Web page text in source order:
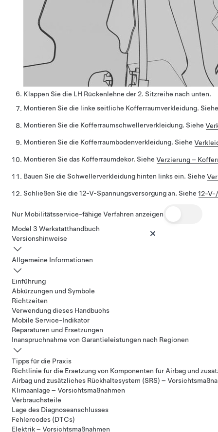
Klappen Sie die LH Rückenlehne der 2. Sitzreihe nach unten.
Montieren Sie die linke seitliche Kofferraumverkleidung.
Montieren Sie die Kofferraumschwellerverkleidung. Siehe
Montieren Sie die Kofferraumbodenverkleidung. Siehe
Montieren Sie das Kofferraumdekor. Siehe Verzierung –
Bauen Sie die Schwellerverkleidung hinten links ein. Siehe
Schließen Sie die 12-V-Spannungsversorgung an. Siehe 12-
Nur Mobilitätsservice-fähige Verfahren anzeigen
Model 3 Werkstatthandbuch
Versionshinweise
Allgemeine Informationen
Einführung
Abkürzungen und Symbole
Richtzeiten
Verwendung dieses Handbuchs
Mobile Service-Indikator
Reparaturen und Ersetzungen
Inanspruchnahme von Garantieleistungen nach Regionen
Tipps für die Praxis
Richtlinie für die Ersetzung von Komponenten für Airbag und
Airbag und zusätzliches Rückhaltesystem (SRS) –
Klimaanlage – Vorsichtsmaßnahmen
Verbrauchsteile
Lage des Diagnoseanschlusses
Fehlercodes (DTCs)
Elektrik – Vorsichtsmaßnahmen